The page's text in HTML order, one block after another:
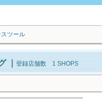
ツール
｜ 登録店舗数 1 SHOPS